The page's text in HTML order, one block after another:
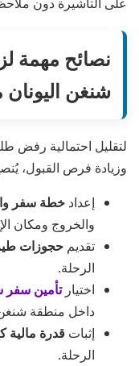
نصائح مهمة
شنغن
لتقليل احتمالية رفض
وزيادة فرص القبول، يُنصح
إعداد خطة سفر
والخروج ومكان
تقديم حجوزات
الرحلة.
اختيارتأمين سفر
داخل منطقة
إثبات قدرة مالية
الرحلة.